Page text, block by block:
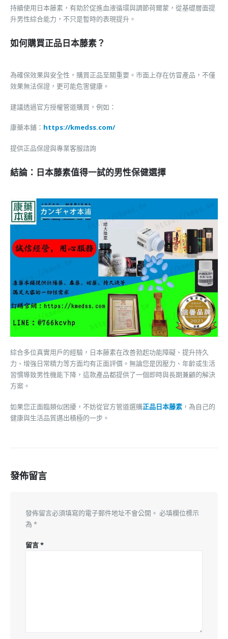
持續使用日本藤素，有助於促進血液循環與調節荷爾蒙，從基礎層面提
升男性綜合能力，不只是暫時的表現提升。
如何購買正品日本藤素？
為確保效果與安全性，購買正品至關重要。市面上存在仿冒產品，不僅
效果無法保證，更可能危害健康。
建議透過官方授權管道購買，例如：
康藥本鋪： https://kmedss.com/
提供正品保證與專業客服諮詢
結論：日本藤素值得一試的男性保健選擇
綜合多位真實用戶的經驗，日本藤素在改善勃起功能障礙、提升持久
力、增強日常精力等方面均有正面評價。無論您是因壓力、年齡或生活
習慣導致男性機能下降，這款產品都提供了一個即時與長期兼顧的解決
方案。
如果您正面臨類似困擾，不妨從官方管道選購正品日本藤素 ，為自己的
健康與生活品質邁出積極的一步。
發佈留言
發佈留言必須填寫的電子郵件地址不會公開。 必填欄位標示
為 *
留言*